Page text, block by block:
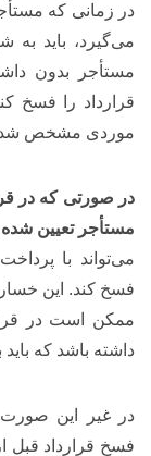
در زمانی که
می‌گیرد، باید به
مستأجر بدون
قرارداد را فسخ
موردی مشخص
در صورتی که در
مستأجر تعیین
می‌تواند با
فسخ کند. این
ممکن است در
داشته باشد که باید
در غیر این
فسخ قرارداد قبل